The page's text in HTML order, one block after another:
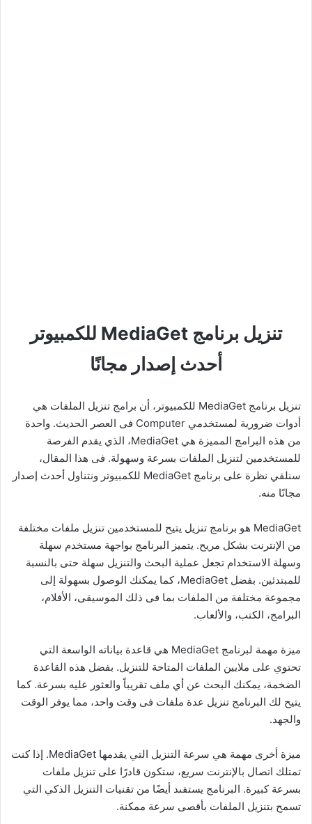
تنزيل برنامج MediaGet للكمبيوتر
أحدث إصدار مجانًا
تنزيل برنامج MediaGet للكمبيوتر، أن برامج تنزيل الملفات هي
أدوات ضرورية لمستخدمي Computer فى العصر الحديث. واحدة
من هذه البرامج المميزة هي MediaGet، الذي يقدم الفرصة
للمستخدمين لتنزيل الملفات بسرعة وسهولة. فى هذا المقال،
سنلقي نظرة على برنامج MediaGet للكمبيوتر ونتناول أحدث إصدار
مجانًا منه.
MediaGet هو برنامج تنزيل يتيح للمستخدمين تنزيل ملفات مختلفة
من الإنترنت بشكل مريح. يتميز البرنامج بواجهة مستخدم سهلة
وسهلة الاستخدام تجعل عملية البحث والتنزيل سهلة حتى بالنسبة
للمبتدئين. بفضل MediaGet، كما يمكنك الوصول بسهولة إلى
مجموعة مختلفة من الملفات بما فى ذلك الموسيقى، الأفلام،
البرامج، الكتب، والألعاب.
ميزة مهمة لبرنامج MediaGet هي قاعدة بياناته الواسعة التي
تحتوي على ملايين الملفات المتاحة للتنزيل. بفضل هذه القاعدة
الضخمة، يمكنك البحث عن أي ملف تقريباً والعثور عليه بسرعة. كما
يتيح لك البرنامج تنزيل عدة ملفات فى وقت واحد، مما يوفر الوقت
والجهد.
ميزة أخرى مهمة هي سرعة التنزيل التي يقدمها MediaGet. إذا كنت
تمتلك اتصال بالإنترنت سريع، ستكون قادرًا على تنزيل ملفات
بسرعة كبيرة. البرنامج يستفىد أيضًا من تقنيات التنزيل الذكي التي
تسمح بتنزيل الملفات بأقصى سرعة ممكنة.